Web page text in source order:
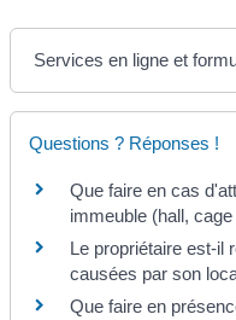
Services en ligne et
Questions ? Réponses !
Que faire en cas
immeuble (hall,
Le propriétaire est-il
causées par son
Que faire en